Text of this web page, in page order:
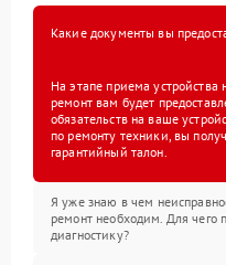
Какие документы вы
На этапе приема
ремонт вам будет
обязательств на ваше
по ремонту техники, вы
гарантийный талон.
Я уже знаю в чем
ремонт необходим. Для чего
диагностику?